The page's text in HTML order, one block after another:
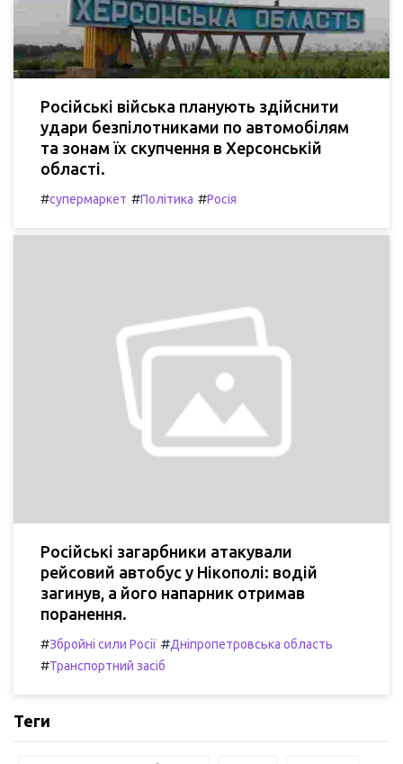
Російські війська планують здійснити
удари безпілотниками по автомобілям
та зонам їх скупчення в Херсонській
області.
#супермаркет #Політика #Росія
Російські загарбники атакували
рейсовий автобус у Нікополі: водій
загинув, а його напарник отримав
поранення.
#Збройні сили Росії #Дніпропетровська область
#Транспортний засіб
Теги